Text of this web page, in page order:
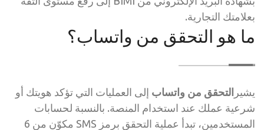
بعلامتك التجارية.
ما هو التحقق من واتساب؟
يشير التحقق من واتساب إلى العمليات التي تؤكد هويتك أو
شرعية عملك عند استخدام المنصة. بالنسبة لحسابات
المستخدمين، تبدأ عملية التحقق برمز SMS مكوّن من 6